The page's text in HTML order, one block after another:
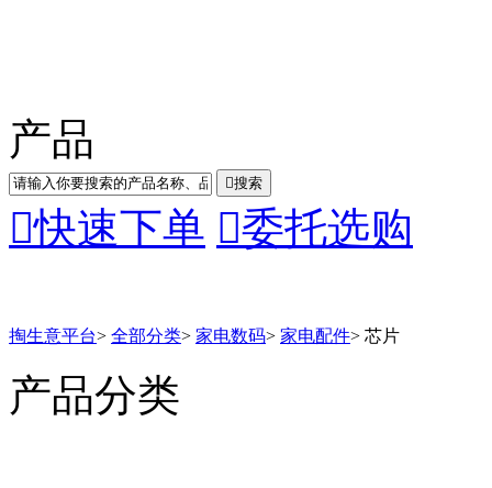
产品
搜索
快速下单 委托选购
掏生意平台> 全部分类> 家电数码> 家电配件> 芯片
产品分类